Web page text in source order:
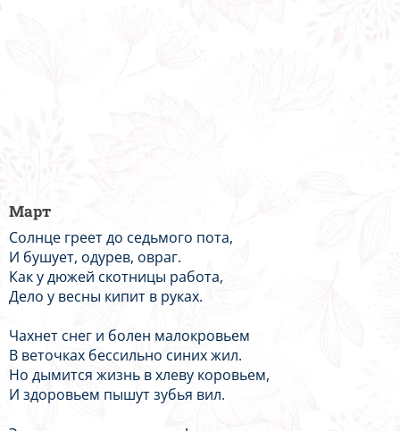
Март
Солнце греет до седьмого пота,
И бушует, одурев, овраг.
Как у дюжей скотницы работа,
Дело у весны кипит в руках.
Чахнет снег и болен малокровьем
В веточках бессильно синих жил.
Но дымится жизнь в хлеву коровьем,
И здоровьем пышут зубья вил.